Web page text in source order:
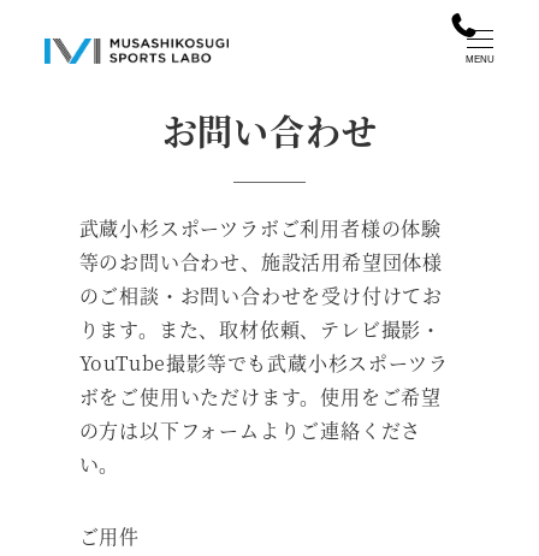
MENU
お問い合わせ
武蔵小杉スポーツラボご利用者様の体験
等のお問い合わせ、施設活用希望団体様
のご相談・お問い合わせを受け付けてお
ります。また、取材依頼、テレビ撮影・
YouTube撮影等でも武蔵小杉スポーツラ
ボをご使用いただけます。使用をご希望
の方は以下フォームよりご連絡くださ
い。
ご用件